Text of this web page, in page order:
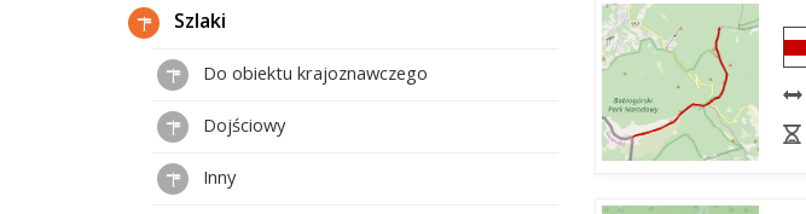
Szlaki
Do obiektu krajoznawczego
Dojściowy
Inny